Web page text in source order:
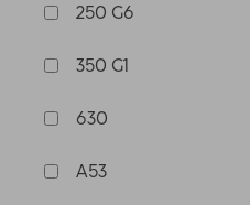
250 G6
350 G1
630
A53